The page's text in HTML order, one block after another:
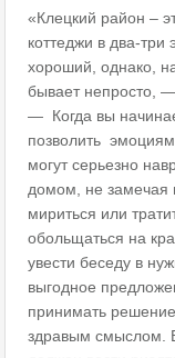
«Клецкий район –
коттеджи в два-
хороший, однако,
бывает непросто, —
— Когда вы
позволить
могут серьезно
домом, не замечая
мириться или
обольщаться на
увести беседу в
выгодное
принимать
здравым смыслом.